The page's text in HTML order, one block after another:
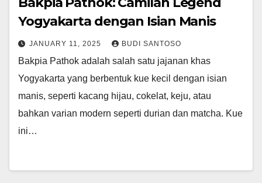
Yogyakarta dengan Isian Manis
JANUARY 11, 2025 BUDI SANTOSO
Bakpia Pathok adalah salah satu jajanan khas
Yogyakarta yang berbentuk kue kecil dengan isian
manis, seperti kacang hijau, cokelat, keju, atau
bahkan varian modern seperti durian dan matcha. Kue
ini…